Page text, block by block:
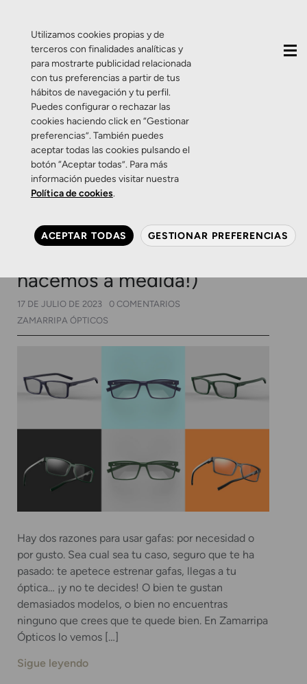
Etiqueta:rostro
Gafas Personalizadas Productos
Zamarripa Ópticos
elegir tu montura (y si aún
hacemos a medida!)
17 DE JULIO DE 2023
0 COMENTARIOS
ZAMARRIPA ÓPTICOS
Hay dos razones para usar gafas: por necesidad o
por gusto. Sea cual sea tu caso, seguro que te ha
pasado: te apetece estrenar gafas, llegas a tu
óptica… ¡y no te decides! O bien te gustan
demasiados modelos, o bien no encuentras
ninguno que crees que te quede bien. En Zamarripa
Ópticos lo vemos […]
Sigue leyendo
Utilizamos cookies propias y de
terceros con finalidades analíticas y
para mostrarte publicidad relacionada
con tus preferencias a partir de tus
hábitos de navegación y tu perfil.
Puedes configurar o rechazar las
cookies haciendo click en “Gestionar
preferencias”. También puedes
aceptar todas las cookies pulsando el
botón “Aceptar todas”. Para más
información puedes visitar nuestra
Política de cookies.
ACEPTAR TODAS GESTIONAR PREFERENCIAS